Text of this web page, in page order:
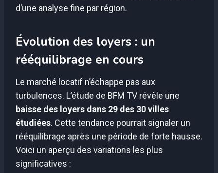
d’une analyse fine par région.
Évolution des loyers : un
rééquilibrage en cours
Le marché locatif n’échappe pas aux
turbulences. L’étude de BFM TV révèle une
baisse des loyers dans 29 des 30 villes
étudiées. Cette tendance pourrait signaler un
rééquilibrage après une période de forte hausse.
Voici un aperçu des variations les plus
significatives :